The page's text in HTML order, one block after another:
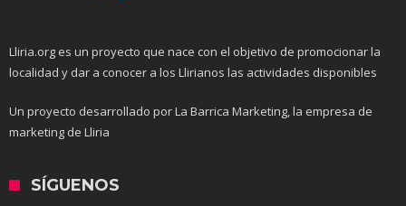
Lliria.org es un proyecto que nace con el objetivo de promocionar la
localidad y dar a conocer a los Llirianos las actividades disponibles
Un proyecto desarrollado por La Barrica Marketing, la empresa de
marketing de Lliria
SÍGUENOS